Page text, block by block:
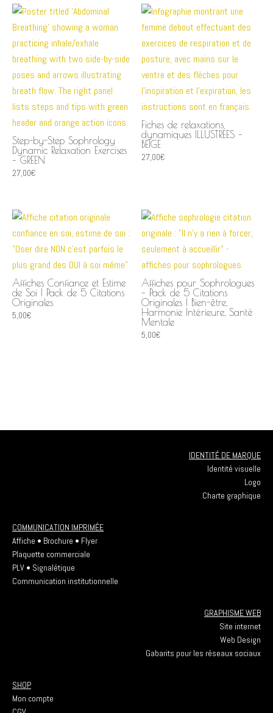
Step-by-Step Sophrology
Dynamic Relaxation Exercises
– GREEN
27,00€
Fiches de relaxations
dynamiques ILLUSTRÉES –
BEIGE
27,00€
Affiches Confiance et Estime
de Soi | Pack de 5 Citations
Originales
5,00€
Affiches pour Sophrologues
– Pack de 5 Citations
Originales | Bien-être,
Harmonie Intérieure, Santé
Mentale
5,00€
IDENTITÉ DE MARQUE
Identité visuelle
Logo
Charte graphique
COMMUNICATION IMPRIMÉE
Affiche • Brochure • Flyer
Plaquette commerciale
PLV • Signalétique
Communication institutionnelle
GRAPHISME WEB
Site internet
Web Design
Gabarits pour les réseaux sociaux
SHOP
Mon compte